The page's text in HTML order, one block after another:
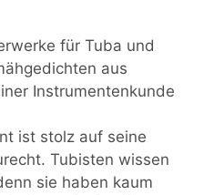
für Tuba und
aus
Instrumentenkunde
ist stolz auf seine
Tubisten wissen
sie haben kaum